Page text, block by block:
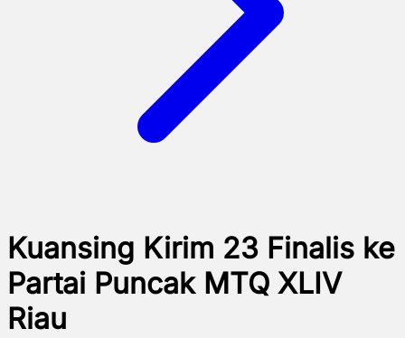
Kuansing Kirim 23 Finalis ke
Partai Puncak MTQ XLIV
Riau